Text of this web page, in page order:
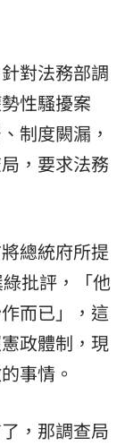
對法務部調
性騷擾案
制度闕漏，
，要求法務
總統府所提
批評，「他
而已」，這
政體制，現
事情。
，那調查局